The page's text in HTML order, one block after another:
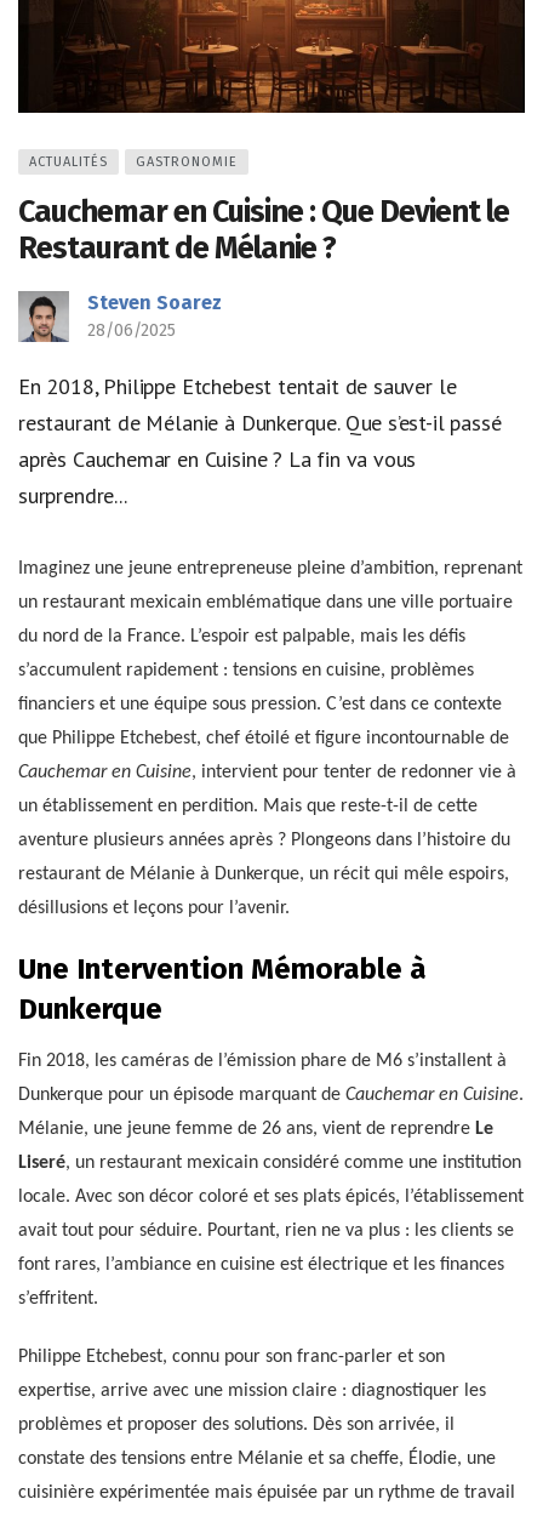
ACTUALITÉS GASTRONOMIE
Cauchemar en Cuisine : Que Devient le
Restaurant de Mélanie ?
Steven Soarez
28/06/2025
En 2018, Philippe Etchebest tentait de sauver le
restaurant de Mélanie à Dunkerque. Que s’est-il passé
après Cauchemar en Cuisine ? La fin va vous
surprendre...
Imaginez une jeune entrepreneuse pleine d’ambition, reprenant
un restaurant mexicain emblématique dans une ville portuaire
du nord de la France. L’espoir est palpable, mais les défis
s’accumulent rapidement : tensions en cuisine, problèmes
financiers et une équipe sous pression. C’est dans ce contexte
que Philippe Etchebest, chef étoilé et figure incontournable de
Cauchemar en Cuisine, intervient pour tenter de redonner vie à
un établissement en perdition. Mais que reste-t-il de cette
aventure plusieurs années après ? Plongeons dans l’histoire du
restaurant de Mélanie à Dunkerque, un récit qui mêle espoirs,
désillusions et leçons pour l’avenir.
Une Intervention Mémorable à
Dunkerque
Fin 2018, les caméras de l’émission phare de M6 s’installent à
Dunkerque pour un épisode marquant de Cauchemar en Cuisine.
Mélanie, une jeune femme de 26 ans, vient de reprendre Le
Liseré, un restaurant mexicain considéré comme une institution
locale. Avec son décor coloré et ses plats épicés, l’établissement
avait tout pour séduire. Pourtant, rien ne va plus : les clients se
font rares, l’ambiance en cuisine est électrique et les finances
s’effritent.
Philippe Etchebest, connu pour son franc-parler et son
expertise, arrive avec une mission claire : diagnostiquer les
problèmes et proposer des solutions. Dès son arrivée, il
constate des tensions entre Mélanie et sa cheffe, Élodie, une
cuisinière expérimentée mais épuisée par un rythme de travail